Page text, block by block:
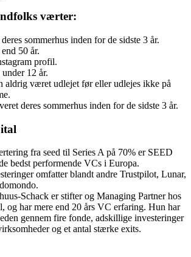
værter:
sommerhus inden for de sidste 3 år.
50 år.
profil.
12 år.
aldrig været udlejet før eller udlejes ikke på
deres sommerhus inden for de sidste 3 år.
fra seed til Series A på 70% er SEED
bedst performende VCs i Europa.
omfatter blandt andre Trustpilot, Lunar,
Schack er stifter og Managing Partner hos
og har mere end 20 års VC erfaring. Hun har
gennem fire fonde, adskillige investeringer
og et antal stærke exits.